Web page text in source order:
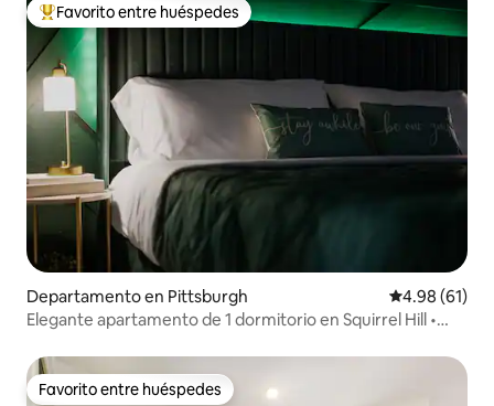
De los mejores en Favorito entre huéspedes
Favorito entre huéspedes
Departamento en Pittsburgh Calificación
4.98 (61)
Elegante apartamento de 1 dormitorio en Squirrel Hill •
gimnasio
Favorito entre huéspedes
Favorito entre huéspedes